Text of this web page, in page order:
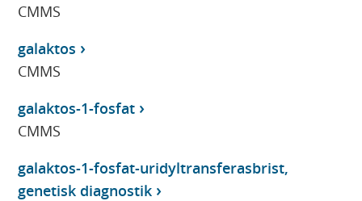
CMMS
galaktos
CMMS
galaktos-1-fosfat
CMMS
galaktos-1-fosfat-uridyltransferasbrist,
genetisk diagnostik